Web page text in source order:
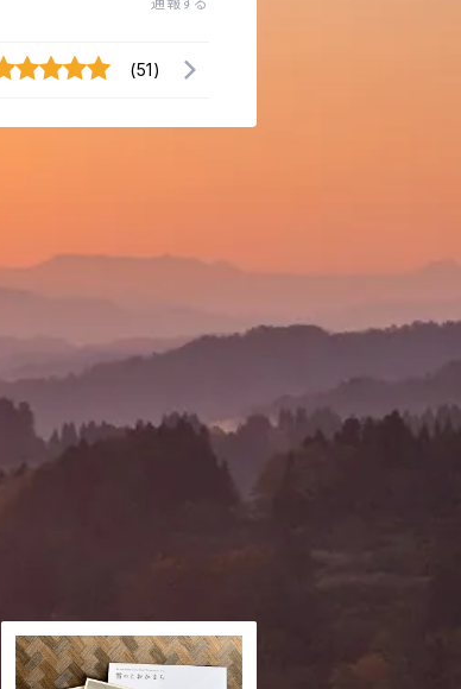
(51)